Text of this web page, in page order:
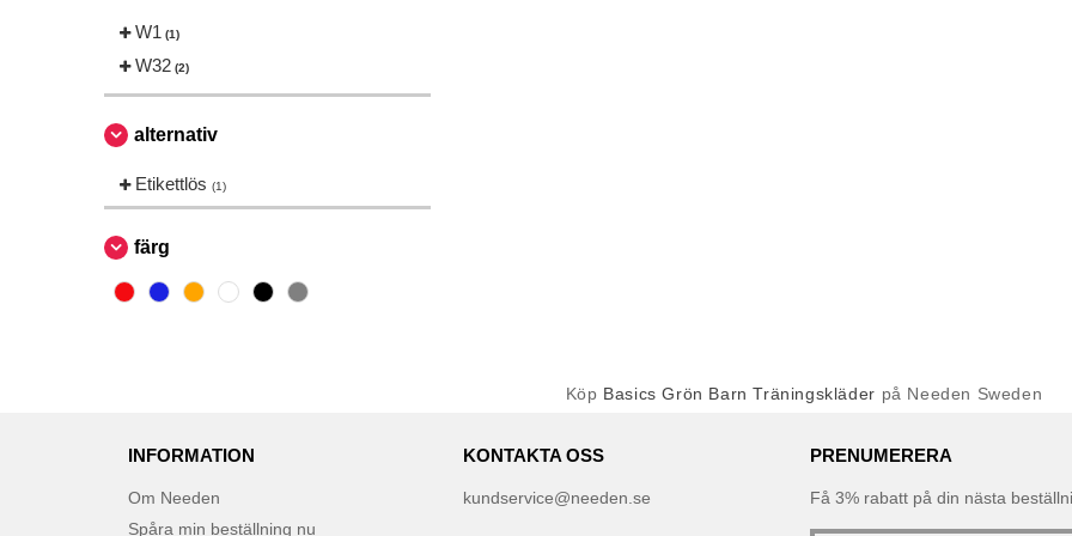
W1 (1)
W32 (2)
alternativ
Etikettlös (1)
färg
Köp Basics Grön Barn Träningskläder på Needen Sweden
INFORMATION
Om Needen
Spåra min beställning nu
KONTAKTA OSS
kundservice@needen.se
PRENUMERERA
Få 3% rabatt på din nästa